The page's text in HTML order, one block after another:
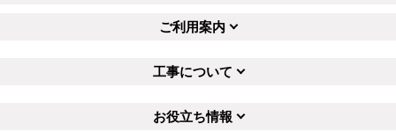
ご利用案内
工事について
お役立ち情報